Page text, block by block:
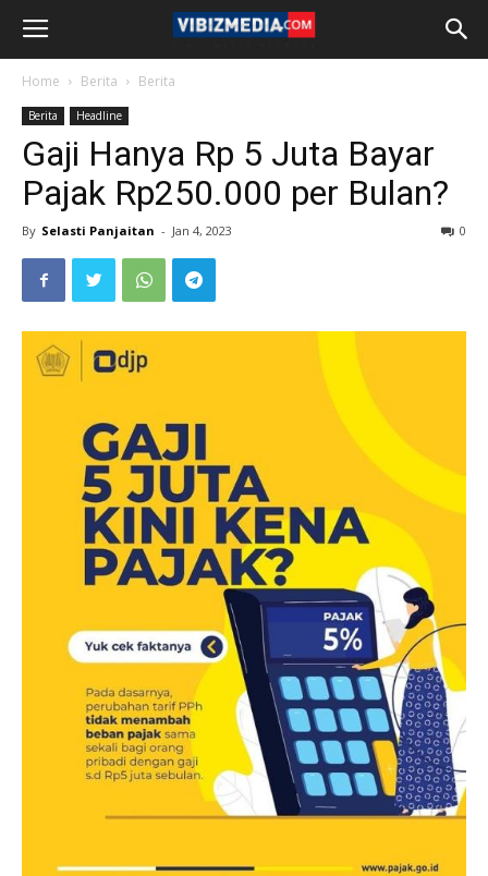
Home Berita Berita
Berita Headline
Gaji Hanya Rp 5 Juta Bayar
Pajak Rp250.000 per Bulan?
By Selasti Panjaitan - Jan 4, 2023 0